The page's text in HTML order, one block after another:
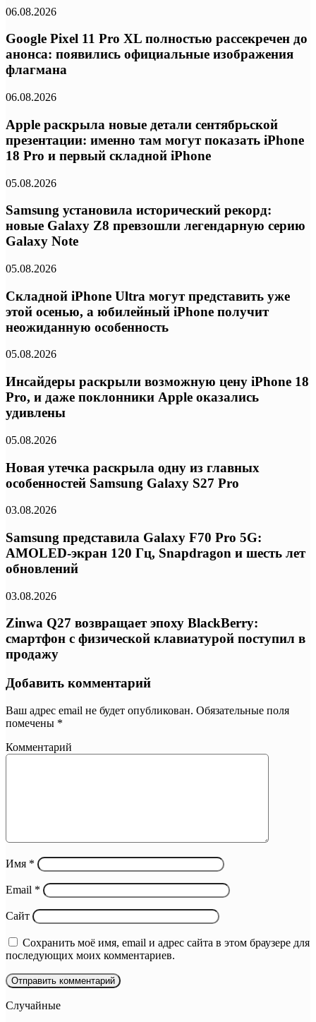
06.08.2026
Google Pixel 11 Pro XL полностью рассекречен до
анонса: появились официальные изображения
флагмана
06.08.2026
Apple раскрыла новые детали сентябрьской
презентации: именно там могут показать iPhone
18 Pro и первый складной iPhone
05.08.2026
Samsung установила исторический рекорд:
новые Galaxy Z8 превзошли легендарную серию
Galaxy Note
05.08.2026
Складной iPhone Ultra могут представить уже
этой осенью, а юбилейный iPhone получит
неожиданную особенность
05.08.2026
Инсайдеры раскрыли возможную цену iPhone 18
Pro, и даже поклонники Apple оказались
удивлены
05.08.2026
Новая утечка раскрыла одну из главных
особенностей Samsung Galaxy S27 Pro
03.08.2026
Samsung представила Galaxy F70 Pro 5G:
AMOLED-экран 120 Гц, Snapdragon и шесть лет
обновлений
03.08.2026
Zinwa Q27 возвращает эпоху BlackBerry:
смартфон с физической клавиатурой поступил в
продажу
Добавить комментарий
Ваш адрес email не будет опубликован. Обязательные поля
помечены *
Комментарий
Имя *
Email *
Сайт
Сохранить моё имя, email и адрес сайта в этом браузере для
последующих моих комментариев.
Случайные